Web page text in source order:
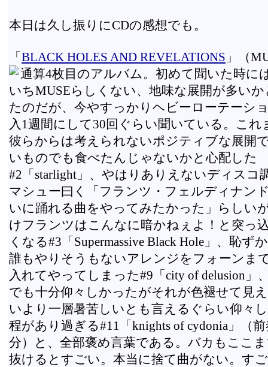
本日は久し振りにCDの感想でも。
「 BLACK HOLES AND REVELATIONS 」（
通算4枚目のアルバム。初めて聞いた時に
いちMUSEらしくない、地味な展開が多い
たのだが、今やすっかりヘビーローテーシ
入1週間にして30回ぐらい聞いている。これ
彼らからは考えられないポジティブな展開
いものでも食べたんじゃないかと心配した
#2「starlight」、やはりありえないディスコ
マシュー曰く「フランツ・フェルディナン
いに踊れる曲をやってみたかった」らしい
けフランツはこんなに暗かねぇよ！と突っ
くなる#3「Supermassive Black Hole」、恥ず
誰もやりそうもないアレンジをフォーンま
入れてやってしまった#9「city of delusion」
でも十分仰々しかったがそれが色褪せて見
いより一層暑苦しいとも言えるぐらい仰々
程があり過ぎる#11「knights of cydonia」（
分）と、全部褒め言葉である。バカもここ
抜けるとすごい。本当に捨て曲がない。す